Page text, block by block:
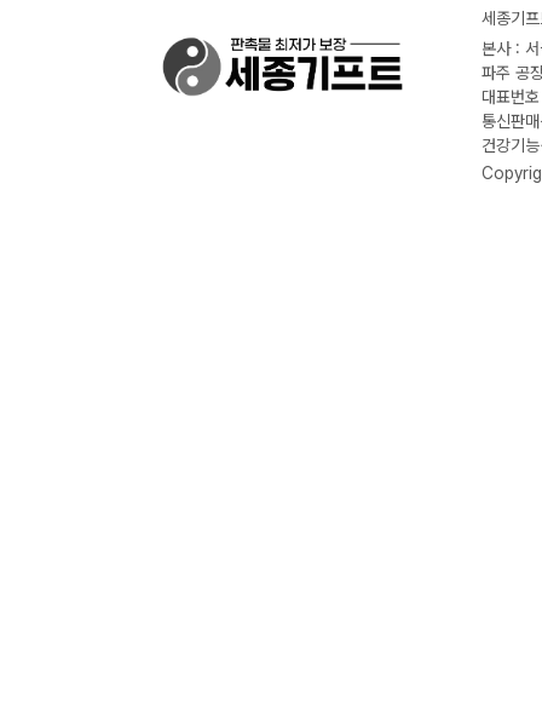
세종기
본사 :
파주 공
대표번
통신판
건강기